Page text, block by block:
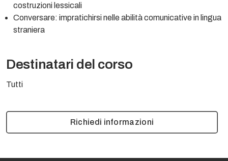
costruzioni lessicali
Conversare: impratichirsi nelle abilità comunicative in lingua
straniera
Destinatari del corso
Tutti
Richiedi informazioni